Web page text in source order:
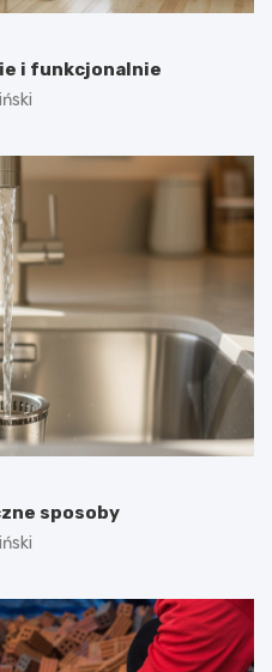
i funkcjonalnie
sposoby